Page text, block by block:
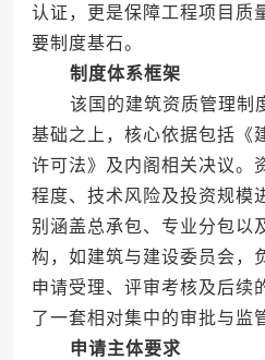
认证，更是保障工程项目质
要制度基石。
制度体系框架
该国的建筑资质管理制
基础之上，核心依据包括《
许可法》及内阁相关决议。
程度、技术风险及投资规模
别涵盖总承包、专业分包以
构，如建筑与建设委员会，
申请受理、评审考核及后续
了一套相对集中的审批与监
申请主体要求